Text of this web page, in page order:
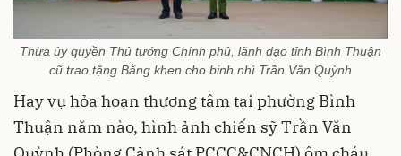
Thừa ủy quyền Thủ tướng Chính phủ, lãnh đạo tỉnh Bình Thuận
cũ trao tặng Bằng khen cho binh nhì Trần Văn Quỳnh
Hay vụ hỏa hoạn thương tâm tại phường Bình
Thuận năm nào, hình ảnh chiến sỹ Trần Văn